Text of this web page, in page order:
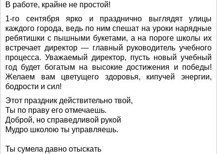
В работе, крайне не простой!
1-го сентября ярко и празднично выглядят улицы
каждого города, ведь по ним спешат на уроки нарядные
ребятишки с пышными букетами, а на пороге школы их
встречает директор — главный руководитель учебного
процесса. Уважаемый директор, пусть новый учебный
год будет богатым на высокие достижения и победы!
Желаем вам цветущего здоровья, кипучей энергии,
бодрости и сил!
Этот праздник действительно твой,
Ты по праву его отмечаешь.
Доброй, но справедливой рукой
Мудро школою ты управляешь.
Ты сумела давно отыскать